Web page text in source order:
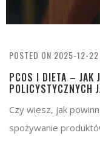
POSTED ON 2025-12-22
PCOS I DIETA – JAK
POLICYSTYCZNYCH
Czy wiesz, jak
spożywanie